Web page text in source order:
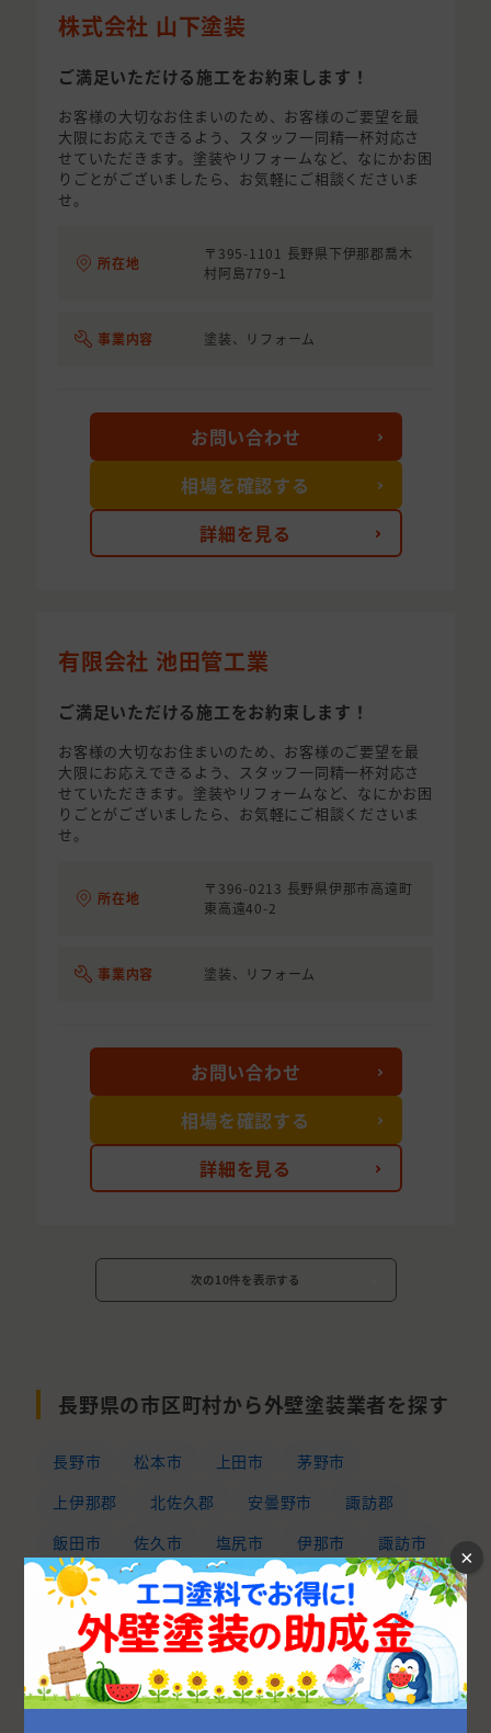
株式会社 山下塗装
ご満足いただける施工をお約束します！
お客様の大切なお住まいのため、お客様のご要望を最
大限にお応えできるよう、スタッフ一同精一杯対応さ
せていただきます。塗装やリフォームなど、なにかお困
りごとがございましたら、お気軽にご相談くださいま
せ。
所在地
〒395-1101 長野県下伊那郡喬木
村阿島779ｰ1
事業内容 塗装、リフォーム
詳細を見る
お問い合わせ
相場を確認する
有限会社 池田管工業
ご満足いただける施工をお約束します！
お客様の大切なお住まいのため、お客様のご要望を最
大限にお応えできるよう、スタッフ一同精一杯対応さ
せていただきます。塗装やリフォームなど、なにかお困
りごとがございましたら、お気軽にご相談くださいま
せ。
所在地
〒396-0213 長野県伊那市高遠町
東高遠40-2
事業内容 塗装、リフォーム
詳細を見る
お問い合わせ
相場を確認する
次の10件を表示する
長野県の市区町村から外壁塗装業者を探す
長野市 松本市 上田市
茅野市
上伊那郡
北佐久郡 安曇野市
諏訪郡
飯田市
佐久市 塩尻市 伊那市
諏訪市
中野市
下伊那郡 千曲市
小諸市
東御市
岡谷市 須坂市
駒ヶ根市
北安曇郡
大町市 上水内郡
東筑摩郡
埴科郡
飯山市 上高井郡 小県郡
×